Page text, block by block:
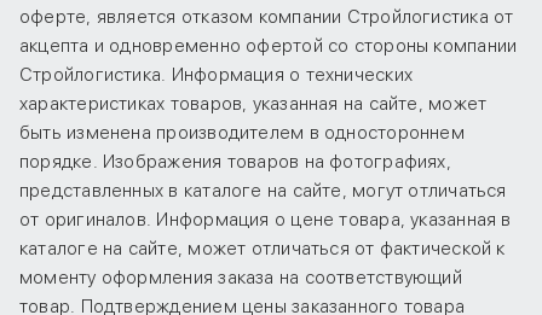
оферте, является отказом компании Стройлогистика от
акцепта и одновременно офертой со стороны компании
Стройлогистика. Информация о технических
характеристиках товаров, указанная на сайте, может
быть изменена производителем в одностороннем
порядке. Изображения товаров на фотографиях,
представленных в каталоге на сайте, могут отличаться
от оригиналов. Информация о цене товара, указанная в
каталоге на сайте, может отличаться от фактической к
моменту оформления заказа на соответствующий
товар. Подтверждением цены заказанного товара